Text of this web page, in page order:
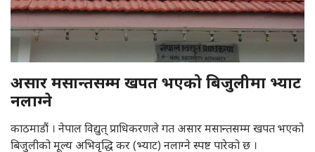
असार मसान्तसम्म खपत भएको बिजुलीमा भ्याट
नलाग्ने
काठमाडौं । नेपाल विद्युत् प्राधिकरणले गत असार मसान्तसम्म खपत भएको
बिजुलीको मूल्य अभिवृद्धि कर (भ्याट) नलाग्ने स्पष्ट पारेको छ ।